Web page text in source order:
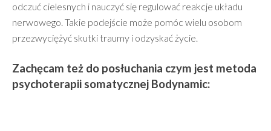
odczuć cielesnych i nauczyć się regulować reakcje układu
nerwowego. Takie podejście może pomóc wielu osobom
przezwyciężyć skutki traumy i odzyskać życie.
Zachęcam też do posłuchania czym jest metoda
psychoterapii somatycznej Bodynamic: